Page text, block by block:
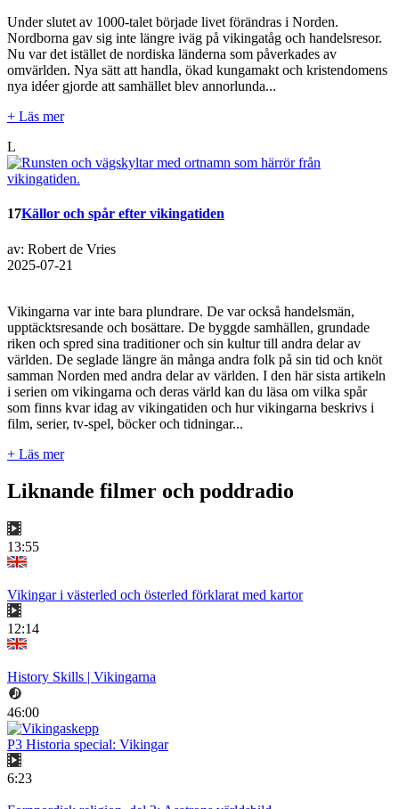
Under slutet av 1000-talet började livet förändras i Norden.
Nordborna gav sig inte längre iväg på vikingatåg och handelsresor.
Nu var det istället de nordiska länderna som påverkades av
omvärlden. Nya sätt att handla, ökad kungamakt och kristendomens
nya idéer gjorde att samhället blev annorlunda...
+ Läs mer
L
17Källor och spår efter vikingatiden
av: Robert de Vries
2025-07-21
Vikingarna var inte bara plundrare. De var också handelsmän,
upptäcktsresande och bosättare. De byggde samhällen, grundade
riken och spred sina traditioner och sin kultur till andra delar av
världen. De seglade längre än många andra folk på sin tid och knöt
samman Norden med andra delar av världen. I den här sista artikeln
i serien om vikingarna och deras värld kan du läsa om vilka spår
som finns kvar idag av vikingatiden och hur vikingarna beskrivs i
film, serier, tv-spel, böcker och tidningar...
+ Läs mer
Liknande filmer och poddradio
13:55
Vikingar i västerled och österled förklarat med kartor
12:14
History Skills | Vikingarna
46:00
P3 Historia special: Vikingar
6:23